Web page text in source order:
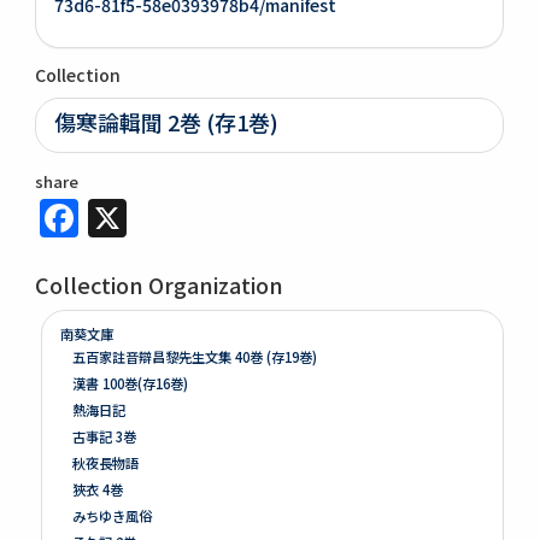
Collection
傷寒論輯聞 2巻 (存1巻)
share
Facebook
Collection Organization
南葵文庫
五百家註音辯昌黎先生文集 40巻 (存19巻)
漢書 100巻(存16巻)
熱海日記
古事記 3巻
秋夜長物語
狹衣 4巻
みちゆき風俗